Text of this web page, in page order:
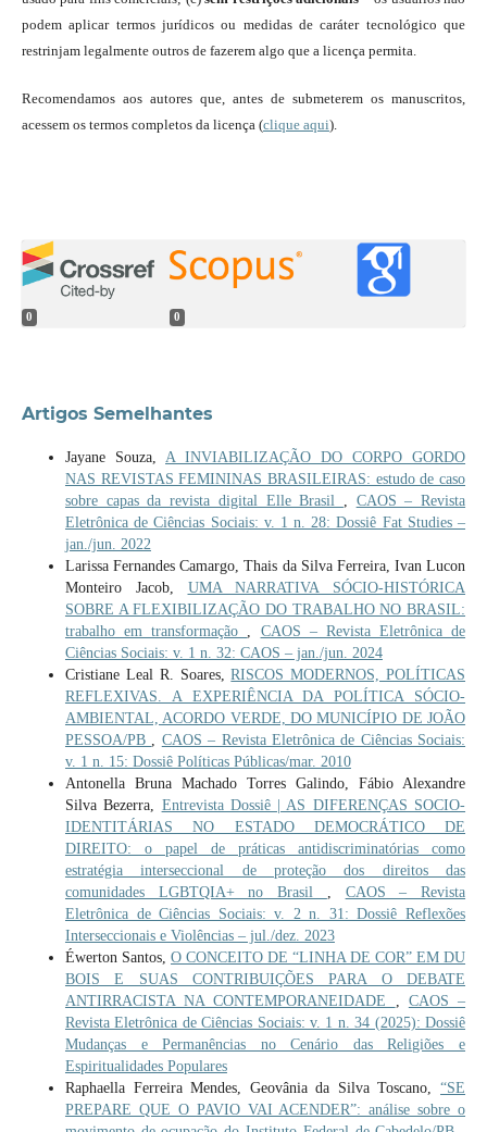
podem aplicar termos jurídicos ou medidas de caráter tecnológico que
restrinjam legalmente outros de fazerem algo que a licença permita.
Recomendamos aos autores que, antes de submeterem os manuscritos,
acessem os termos completos da licença (clique aqui).
0 0
Artigos Semelhantes
Jayane Souza, A INVIABILIZAÇÃO DO CORPO GORDO
NAS REVISTAS FEMININAS BRASILEIRAS: estudo de caso
sobre capas da revista digital Elle Brasil
CAOS – Revista
Eletrônica de Ciências Sociais: v. 1 n. 28: Dossiê Fat Studies –
jan./jun. 2022
Larissa Fernandes Camargo, Thais da Silva Ferreira, Ivan Lucon
Monteiro Jacob, UMA NARRATIVA SÓCIO-HISTÓRICA
SOBRE A FLEXIBILIZAÇÃO DO TRABALHO NO BRASIL:
trabalho em transformação
CAOS – Revista Eletrônica de
Ciências Sociais: v. 1 n. 32: CAOS – jan./jun. 2024
Cristiane Leal R. Soares,RISCOS MODERNOS, POLÍTICAS
REFLEXIVAS. A EXPERIÊNCIA DA POLÍTICA SÓCIO-
AMBIENTAL, ACORDO VERDE, DO MUNICÍPIO DE JOÃO
PESSOA/PB
CAOS – Revista Eletrônica de Ciências Sociais:
v. 1 n. 15: Dossiê Políticas Públicas/mar. 2010
Antonella Bruna Machado Torres Galindo, Fábio Alexandre
Silva Bezerra, Entrevista Dossiê | AS DIFERENÇAS SOCIO-
IDENTITÁRIAS NO ESTADO DEMOCRÁTICO DE
DIREITO: o papel de práticas antidiscriminatórias como
estratégia interseccional de proteção dos direitos das
comunidades LGBTQIA+ no Brasil
CAOS – Revista
Eletrônica de Ciências Sociais: v. 2 n. 31: Dossiê Reflexões
Interseccionais e Violências – jul./dez. 2023
Éwerton Santos, O CONCEITO DE “LINHA DE COR” EM DU
BOIS E SUAS CONTRIBUIÇÕES PARA O DEBATE
ANTIRRACISTA NA CONTEMPORANEIDADE
CAOS –
Revista Eletrônica de Ciências Sociais: v. 1 n. 34 (2025): Dossiê
Mudanças e Permanências no Cenário das Religiões e
Espiritualidades Populares
Raphaella Ferreira Mendes, Geovânia da Silva Toscano,“SE
PREPARE QUE O PAVIO VAI ACENDER”: análise sobre o